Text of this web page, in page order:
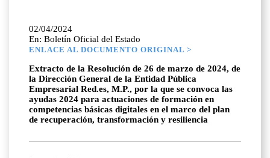
02/04/2024
En: Boletín Oficial del Estado
ENLACE AL DOCUMENTO ORIGINAL >
Extracto de la Resolución de 26 de marzo de 2024, de
la Dirección General de la Entidad Pública
Empresarial Red.es, M.P., por la que se convoca las
ayudas 2024 para actuaciones de formación en
competencias básicas digitales en el marco del plan
de recuperación, transformación y resiliencia